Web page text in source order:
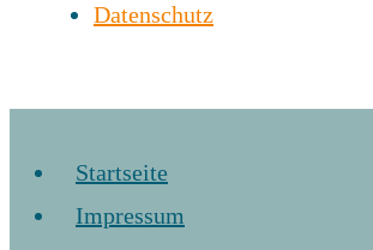
Datenschutz
Startseite
Impressum